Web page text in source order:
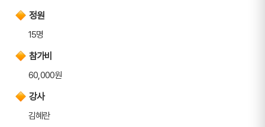
정원
15명
참가비
60,000원
강사
김혜란